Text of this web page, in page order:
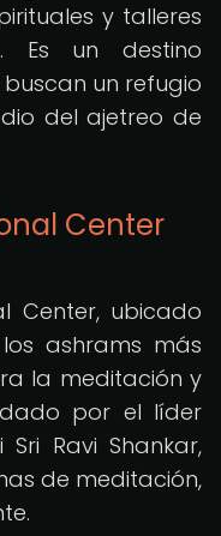
y talleres
Es un destino
un refugio
del ajetreo de
Center
Center, ubicado
ashrams más
la meditación y
por el líder
Ravi Shankar,
de meditación,